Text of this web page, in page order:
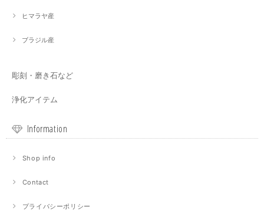
ヒマラヤ産
ブラジル産
彫刻・磨き石など
浄化アイテム
Information
Shop info
Contact
プライバシーポリシー